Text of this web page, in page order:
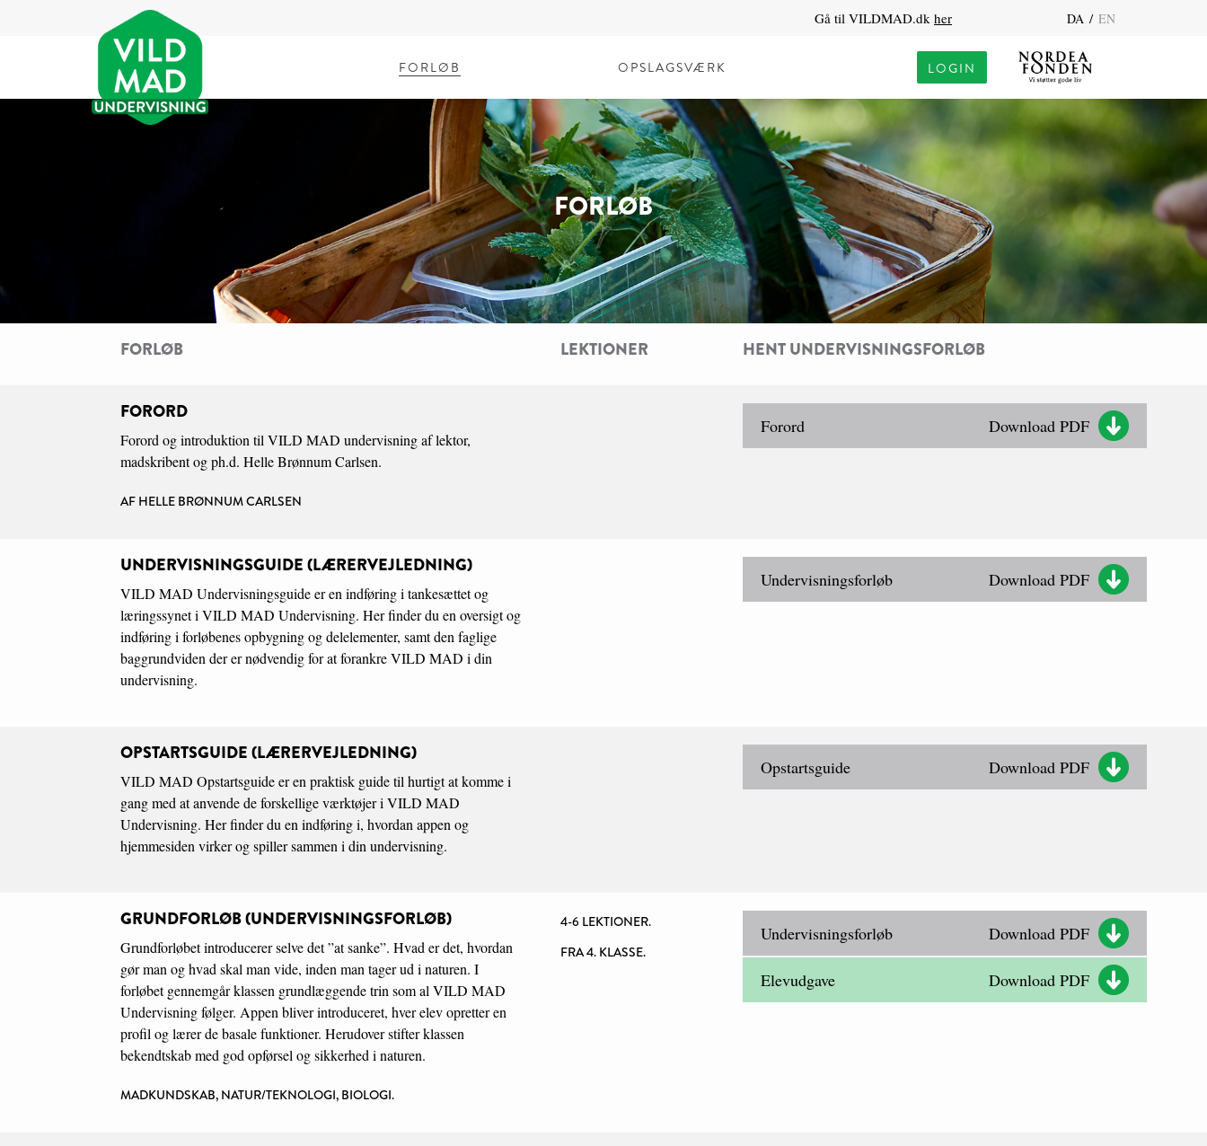
DA / EN
Gå til VILDMAD.dk her
FORLØB OPSLAGSVÆRK LOGIN
FORLØB
FORLØB LEKTIONER HENT UNDERVISNINGSFORLØB
FORORD
Forord og introduktion til VILD MAD undervisning af lektor,
madskribent og ph.d. Helle Brønnum Carlsen.
AF HELLE BRØNNUM CARLSEN
Forord Download PDF
UNDERVISNINGSGUIDE (LÆRERVEJLEDNING)
VILD MAD Undervisningsguide er en indføring i tankesættet og
læringssynet i VILD MAD Undervisning. Her finder du en oversigt og
indføring i forløbenes opbygning og delelementer, samt den faglige
baggrundviden der er nødvendig for at forankre VILD MAD i din
undervisning.
Undervisningsforløb Download PDF
OPSTARTSGUIDE (LÆRERVEJLEDNING)
VILD MAD Opstartsguide er en praktisk guide til hurtigt at komme i
gang med at anvende de forskellige værktøjer i VILD MAD
Undervisning. Her finder du en indføring i, hvordan appen og
hjemmesiden virker og spiller sammen i din undervisning.
Opstartsguide Download PDF
GRUNDFORLØB (UNDERVISNINGSFORLØB)
Grundforløbet introducerer selve det ”at sanke”. Hvad er det, hvordan
gør man og hvad skal man vide, inden man tager ud i naturen. I
forløbet gennemgår klassen grundlæggende trin som al VILD MAD
Undervisning følger. Appen bliver introduceret, hver elev opretter en
profil og lærer de basale funktioner. Herudover stifter klassen
bekendtskab med god opførsel og sikkerhed i naturen.
MADKUNDSKAB, NATUR/TEKNOLOGI, BIOLOGI.
4-6 LEKTIONER.
FRA 4. KLASSE.
Undervisningsforløb Download PDF
Elevudgave Download PDF